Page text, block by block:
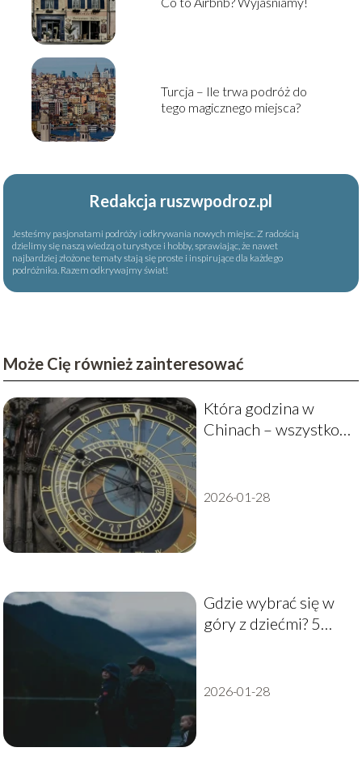
Turcja – Ile trwa podróż do
tego magicznego miejsca?
Redakcja ruszwpodroz.pl
Jesteśmy pasjonatami podróży i odkrywania nowych miejsc. Z radością
dzielimy się naszą wiedzą o turystyce i hobby, sprawiając, że nawet
najbardziej złożone tematy stają się proste i inspirujące dla każdego
podróżnika. Razem odkrywajmy świat!
Może Cię również zainteresować
Która godzina w
Chinach – wszystko,
2026-01-28
Gdzie wybrać się w
góry z dziećmi? 5
2026-01-28